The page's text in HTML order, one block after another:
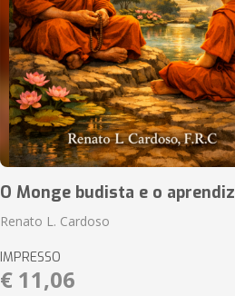
O Monge budista e o aprendiz
Renato L. Cardoso
IMPRESSO
€ 11,06